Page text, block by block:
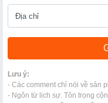
Lưu ý:
- Các comment chỉ nói về sản
- Ngôn từ lịch sự. Tôn trọng